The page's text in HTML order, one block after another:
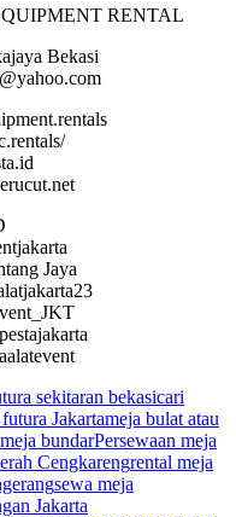
RENTAL
Bekasi
Jaya
sekitaran bekasicari
Jakartameja bulat atau
bundarPersewaan meja
Cengkarengrental meja
sewa meja
Jakarta